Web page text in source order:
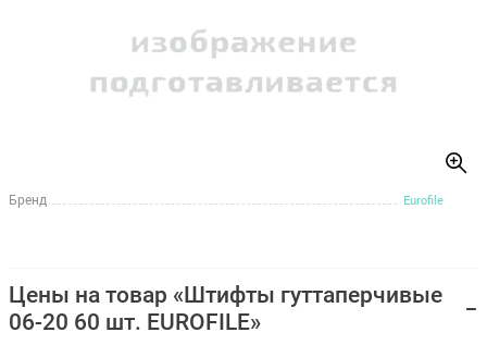
Бренд Eurofile
Цены на товар «Штифты гуттаперчивые
06-20 60 шт. EUROFILE»